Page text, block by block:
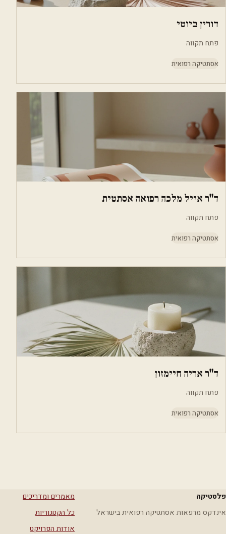
דורין ביוטי
פתח תקווה
אסתטיקה רפואית
ד"ר אייל מלכה רפואה אסתטית
פתח תקווה
אסתטיקה רפואית
ד"ר אריה חיימזון
פתח תקווה
אסתטיקה רפואית
פלסטיקה
אינדקס מרפאות אסתטיקה רפואית בישראל
מאמרים ומדריכים
כל הקטגוריות
אודות הפרויקט